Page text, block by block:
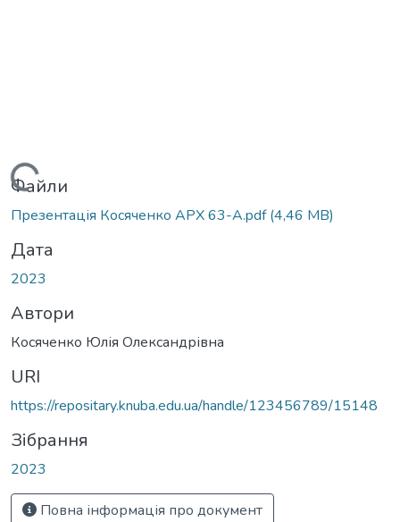
Вантажиться...
Файли
Презентація Косяченко АРХ 63-А.pdf(4,46 MB)
Дата
2023
Автори
Косяченко Юлія Олександрівна
URI
https://repositary.knuba.edu.ua/handle/123456789/15148
Зібрання
2023
Повна інформація про документ